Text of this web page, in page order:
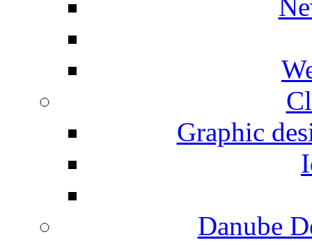
Graphic
Danube